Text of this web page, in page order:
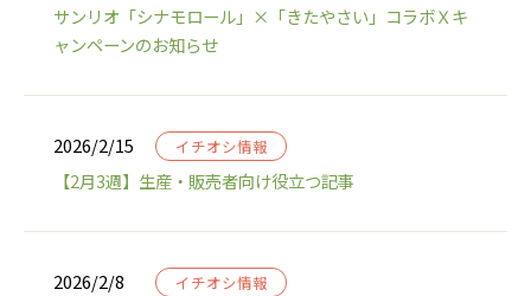
サンリオ「シナモロール」×「きたやさい」コラボＸキ
ャンペーンのお知らせ
2026/2/15 イチオシ情報
【2月3週】生産・販売者向け役立つ記事
2026/2/8 イチオシ情報